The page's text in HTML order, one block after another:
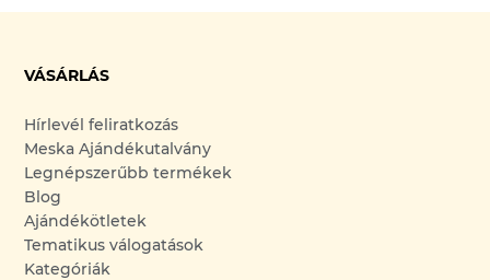
VÁSÁRLÁS
Hírlevél feliratkozás
Meska Ajándékutalvány
Legnépszerűbb termékek
Blog
Ajándékötletek
Tematikus válogatások
Kategóriák